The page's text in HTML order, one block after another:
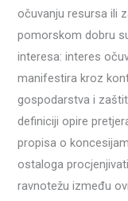
očuvanju resursa ili
pomorskom dobru
interesa: interes
manifestira kroz
gospodarstva i
definiciji opire
propisa o
ostaloga
ravnotežu između